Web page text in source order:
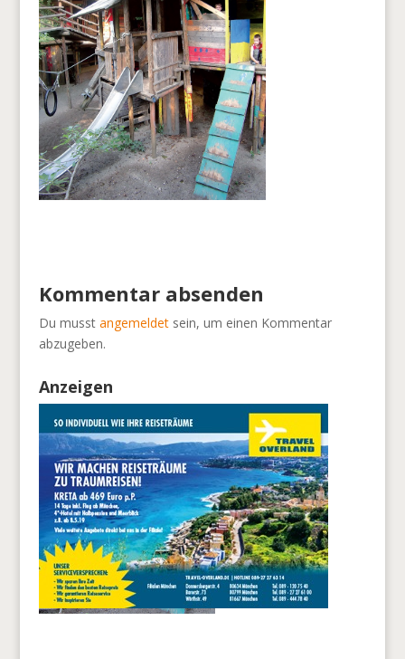
Kommentar absenden
Du musst angemeldetsein, um einen Kommentar
abzugeben.
Anzeigen